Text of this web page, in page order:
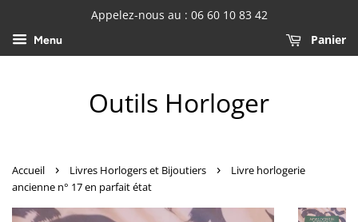
Appelez-nous au : 06 60 10 83 42
Menu Panier
Outils Horloger
Accueil › Livres Horlogers et Bijoutiers ›
Livre horlogerie
ancienne n° 17 en parfait état